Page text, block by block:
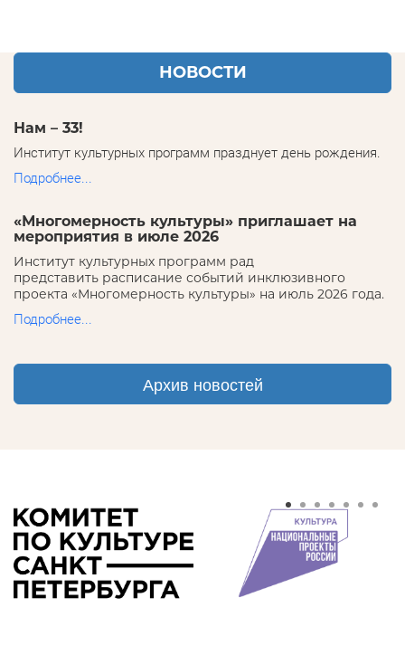
НОВОСТИ
Нам – 33!
Институт культурных программ празднует день рождения.
Подробнее...
«Многомерность культуры» приглашает на
мероприятия в июле 2026
Институт культурных программ рад
представить расписание событий инклюзивного
проекта «Многомерность культуры» на июль 2026 года.
Подробнее...
Архив новостей